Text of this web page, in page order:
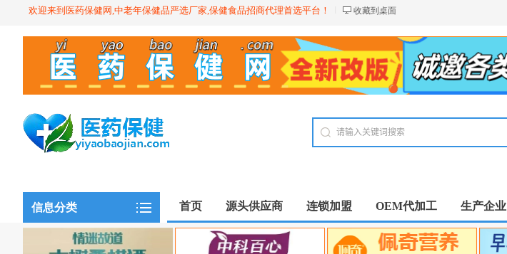
欢迎来到医药保健网,中老年保健品严选厂家,保健食品招商代理首选平台！ 收藏到桌面
信息分类 首页 源头供应商 连锁加盟 OEM代加工 生产企业